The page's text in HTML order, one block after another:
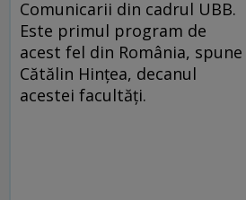
Comunicarii din cadrul UBB.
Este primul program de
acest fel din România, spune
Cătălin Hinţea, decanul
acestei facultăţi.